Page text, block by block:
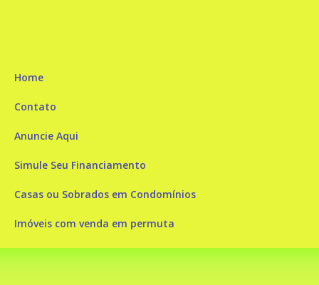
Home
Contato
Anuncie Aqui
Simule Seu Financiamento
Casas ou Sobrados em Condomínios
Imóveis com venda em permuta
Imóveis com Vista para o Mar